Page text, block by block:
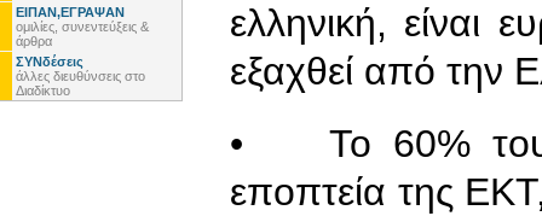
ΕΙΠΑΝ,ΕΓΡΑΨΑΝ
ομιλίες, συνεντεύξεις &
άρθρα
ΣΥΝδέσεις
άλλες διευθύνσεις στο
Διαδίκτυο
ελληνική, είναι
εξαχθεί από την
• Το 60% του
εποπτεία της